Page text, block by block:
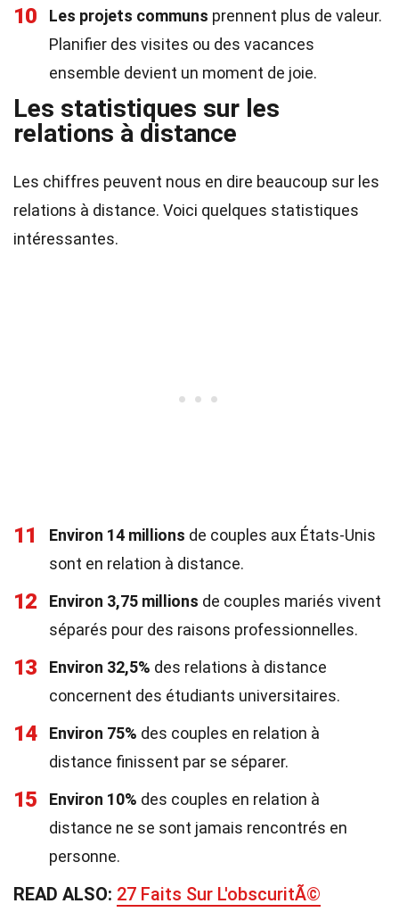
10 Les projets communs prennent plus de valeur.
Planifier des visites ou des vacances
ensemble devient un moment de joie.
Les statistiques sur les
relations à distance
Les chiffres peuvent nous en dire beaucoup sur les
relations à distance. Voici quelques statistiques
intéressantes.
11 Environ 14 millions de couples aux États-Unis
sont en relation à distance.
12 Environ 3,75 millions de couples mariés vivent
séparés pour des raisons professionnelles.
13 Environ 32,5% des relations à distance
concernent des étudiants universitaires.
14 Environ 75% des couples en relation à
distance finissent par se séparer.
15 Environ 10% des couples en relation à
distance ne se sont jamais rencontrés en
personne.
READ ALSO: 27 Faits Sur L'obscuritÃ©